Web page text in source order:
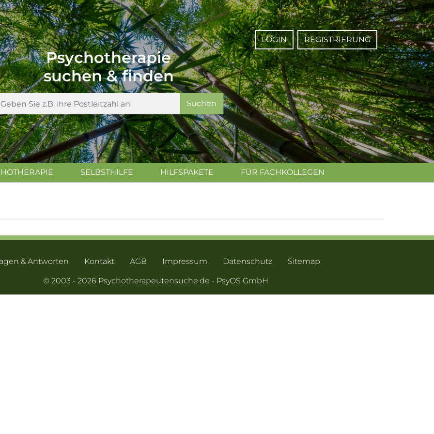
Psychotherapie
suchen & finden
Suchen
LOGIN REGISTRIERUNG
SELBSTHILFE HILFSPAKETE FÜR FACHKOLLEGEN
& Antworten Kontakt AGB Impressum Datenschutz Sitemap
© 2003 - 2026 Psychotherapeutensuche.de - PsyOS GmbH